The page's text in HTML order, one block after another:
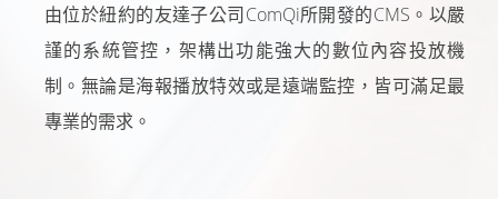
由位於紐約的友達子公司ComQi所開發的CMS。以嚴
謹的系統管控，架構出功能強大的數位內容投放機
制。無論是海報播放特效或是遠端監控，皆可滿足最
專業的需求。